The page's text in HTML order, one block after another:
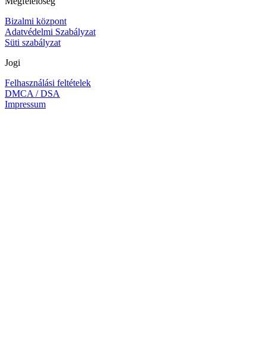
Bizalmi központ
Adatvédelmi Szabályzat
Süti szabályzat
Jogi
Felhasználási feltételek
DMCA / DSA
Impressum